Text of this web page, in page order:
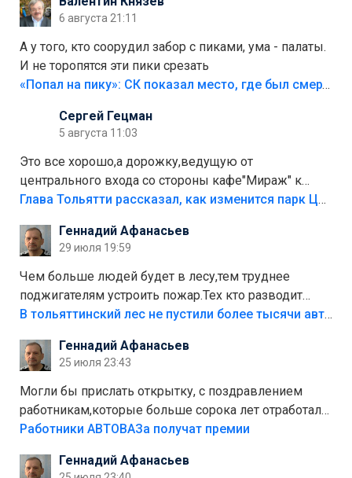
6 августа 21:11
А у того, кто соорудил забор с пиками, ума - палаты.
И не торопятся эти пики срезать
«Попал на пику»: СК показал место, где был смертельно травмирован ребенок в Тольятти
Сергей Гецман
5 августа 11:03
Это все хорошо,а дорожку,ведущую от
центрального входа со стороны кафе"Мираж" к
аттракционам слабо доделать?А то бордюры
лежала в парке и испортилась.Да еще,видимо,часть
украли.
Глава Тольятти рассказал, как изменится парк Центрального района
Геннадий Афанасьев
29 июля 19:59
Чем больше людей будет в лесу,тем труднее
поджигателям устроить пожар.Тех кто разводит
костры,тех надо безбожно штрафовать.Камер полно
Штрафы мизерные.
В тольяттинский лес не пустили более тысячи автомобилей
Геннадий Афанасьев
25 июля 23:43
Могли бы прислать открытку, с поздравлением
работникам,которые больше сорока лет отработали
на предприятии.
Работники АВТОВАЗа получат премии
Геннадий Афанасьев